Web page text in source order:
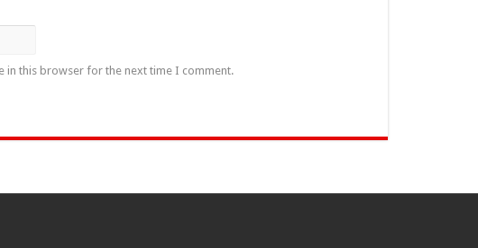
in this browser for the next time I comment.